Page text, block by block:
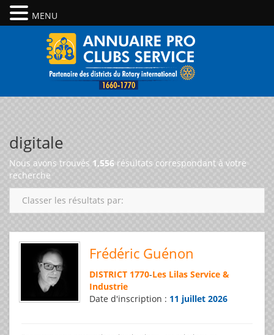
digitale
Nous avons trouvés 1,556 résultats correspondant à votre
recherche
Classer les résultats par:
Frédéric Guénon
DISTRICT 1770-Les Lilas Service &
Industrie
Date d'inscription : 11 juillet 2026
MENU